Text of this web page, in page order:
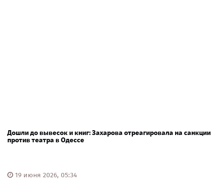
Дошли до вывесок и книг: Захарова отреагировала на санкции
против театра в Одессе
19 июня 2026, 05:34